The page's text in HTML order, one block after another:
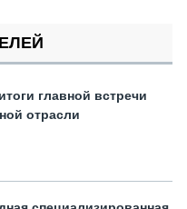
главной встречи
отрасли